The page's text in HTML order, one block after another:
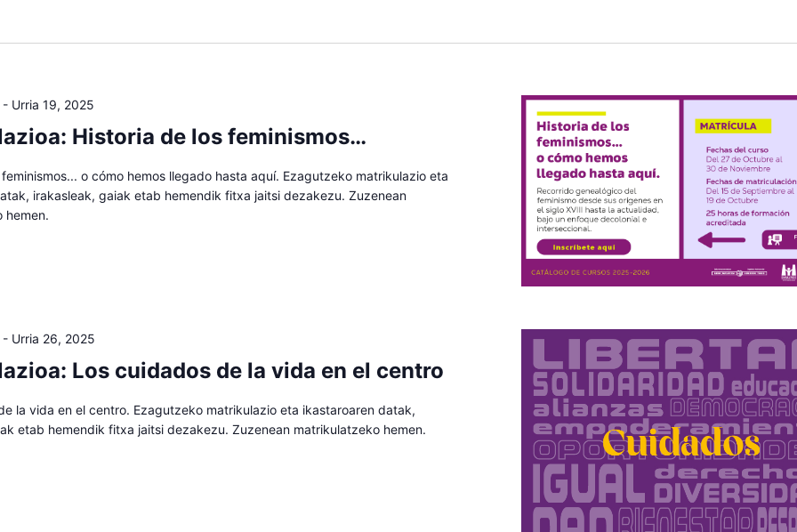
Historia de los feminismos…
- Urria 19, 2025
o cómo hemos llegado hasta aquí. Ezagutzeko matrikulazio eta
irakasleak, gaiak etab hemendik fitxa jaitsi dezakezu. Zuzenean
hemen.
Los cuidados de la vida en el centro
- Urria 26, 2025
la vida en el centro. Ezagutzeko matrikulazio eta ikastaroaren datak,
etab hemendik fitxa jaitsi dezakezu. Zuzenean matrikulatzeko hemen.